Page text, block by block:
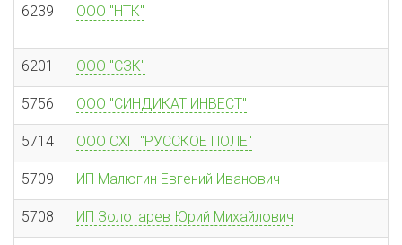
6239 ООО "НТК"
6201 ООО "СЗК"
5756 ООО "СИНДИКАТ ИНВЕСТ"
5714 ООО СХП "РУССКОЕ ПОЛЕ"
5709 ИП Малюгин Евгений Иванович
5708 ИП Золотарев Юрий Михайлович